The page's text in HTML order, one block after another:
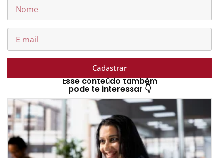
Cadastrar
Esse conteúdo também
pode te interessar 👇